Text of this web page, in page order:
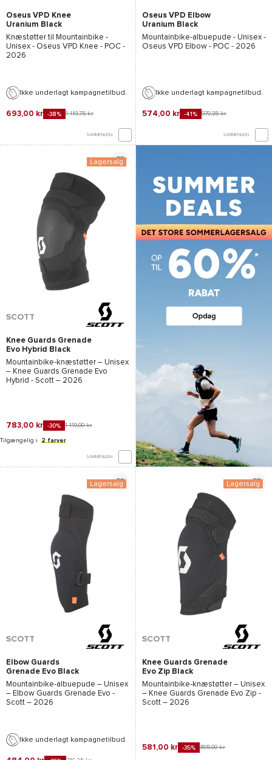
Oseus VPD Knee
Uranium Black
Knæstøtter til Mountainbike -
Unisex - Oseus VPD Knee - POC -
2026
Ikke underlagt kampagnetilbud.
693,00 kr -38% 1 119,75 kr
SAMMENLIGN
Oseus VPD Elbow
Uranium Black
Mountainbike-albuepude - Unisex -
Oseus VPD Elbow - POC - 2026
Ikke underlagt kampagnetilbud.
574,00 kr -41% 970,35 kr
SAMMENLIGN
Lagersalg
SCOTT
Knee Guards Grenade
Evo Hybrid Black
Mountainbike-knæstøtter – Unisex
– Knee Guards Grenade Evo
Hybrid - Scott – 2026
783,00 kr -30% 1 119,00 kr
Tilgængelig i 2 farver
SAMMENLIGN
*Se betingelserne her
Lagersalg
SCOTT
Elbow Guards
Grenade Evo Black
Mountainbike-albuepude – Unisex
– Elbow Guards Grenade Evo -
Scott – 2026
Ikke underlagt kampagnetilbud.
Lagersalg
SCOTT
Knee Guards Grenade
Evo Zip Black
Mountainbike-knæstøtter – Unisex
– Knee Guards Grenade Evo Zip -
Scott – 2026
581,00 kr -35% 895,00 kr